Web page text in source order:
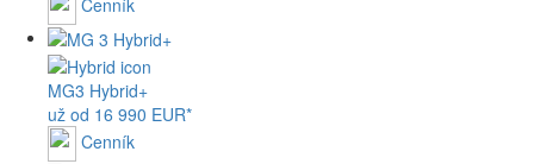
MG3 Hybrid+
už od 16 990 EUR*
Cenník